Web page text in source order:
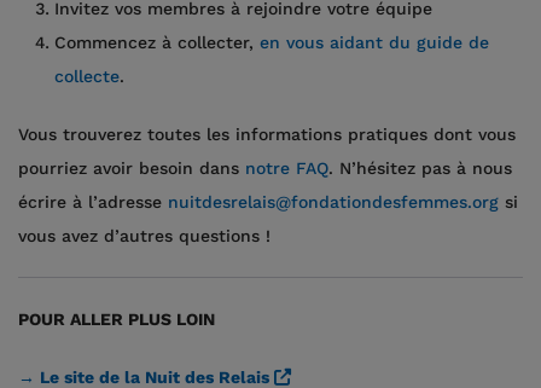
Invitez vos membres à rejoindre votre équipe
Commencez à collecter, en vous aidant du guide de
collecte.
Vous trouverez toutes les informations pratiques dont vous
pourriez avoir besoin dans notre FAQ. N’hésitez pas à nous
écrire à l’adresse nuitdesrelais@fondationdesfemmes.org si
vous avez d’autres questions !
POUR ALLER PLUS LOIN
→ Le site de la Nuit des Relais